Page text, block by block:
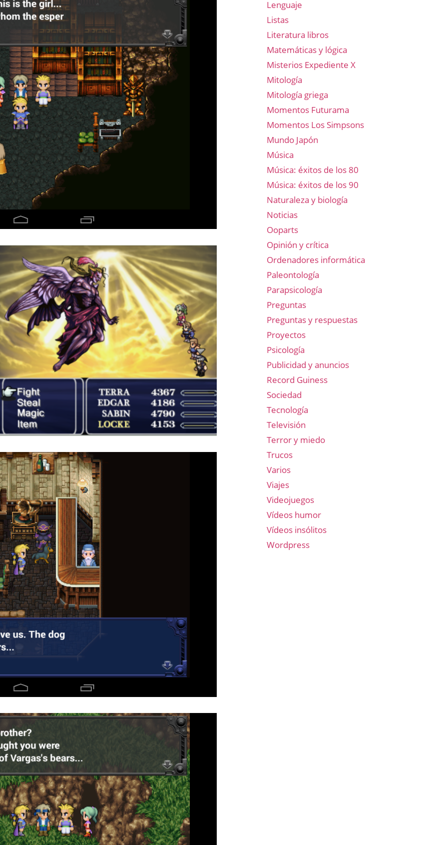
Lenguaje
Listas
Literatura libros
Matemáticas y lógica
Misterios Expediente X
Mitología
Mitología griega
Momentos Futurama
Momentos Los Simpsons
Mundo Japón
Música
Música: éxitos de los 80
Música: éxitos de los 90
Naturaleza y biología
Noticias
Ooparts
Opinión y crítica
Ordenadores informática
Paleontología
Parapsicología
Preguntas
Preguntas y respuestas
Proyectos
Psicología
Publicidad y anuncios
Record Guiness
Sociedad
Tecnología
Televisión
Terror y miedo
Trucos
Varios
Viajes
Videojuegos
Vídeos humor
Vídeos insólitos
Wordpress